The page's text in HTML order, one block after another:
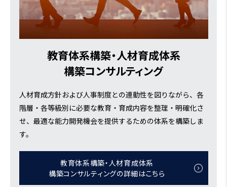
教育体系構築・人材育成体系
構築コンサルティング
人材育成方針および人事制度との連動性を図りながら、各
階層・各等級別に必要な教育・育成内容を整理・明確化さ
せ、最適な能力開発機会を提供するための体系を構築しま
す。
教育体系構築・人材育成体系
構築コンサルティングの詳細はこちら